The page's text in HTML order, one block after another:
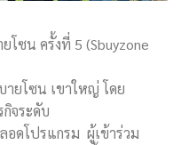
ซน ครั้งที่ 5 (Sbuyzone
ยโซน เขาใหญ่ โดย
จระดับ
อดโปรแกรม ผู้เข้าร่วม